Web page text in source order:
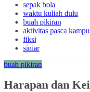
sepak bola
waktu kuliah dulu
buah pikiran
aktivitas pasca
fiksi
siniar
buah pikiran
Harapan dan